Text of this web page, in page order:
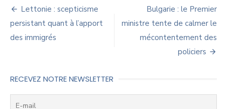
Navigation
de
l’article
Lettonie : scepticisme
persistant quant à l’apport
des immigrés
Bulgarie : le Premier
ministre tente de calmer le
mécontentement des
policiers
RECEVEZ NOTRE NEWSLETTER